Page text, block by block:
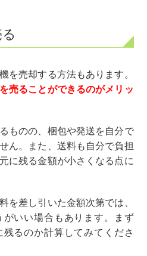
を売却する方法もあります。
売ることができるのがメリッ
ものの、梱包や発送を自分で
ん。また、送料も自分で負担
に残る金額が小さくなる点に
を差し引いた金額次第では、
いい場合もあります。まず
るのか計算してみてくださ